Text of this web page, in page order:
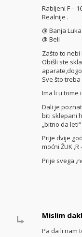
Rabljeni F –
Realnije .
@ Banja Luka
@ Beli
Zašto to nebi
Obišli ste
Sve što
Ima li u tome
Dali je
biti sklepani
„bitno da leti“
Prije dvije
moćni ŽUK ,R
Prije svega
Mislim
Pa da li nam